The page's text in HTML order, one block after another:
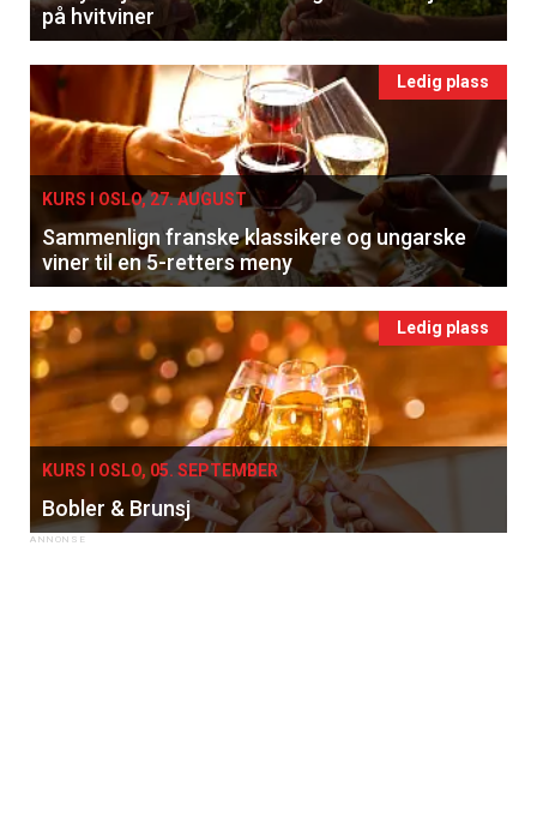
på hvitviner
Ledig plass
KURS I OSLO, 27. AUGUST
Sammenlign franske klassikere og ungarske
viner til en 5-retters meny
Ledig plass
KURS I OSLO, 05. SEPTEMBER
Bobler & Brunsj